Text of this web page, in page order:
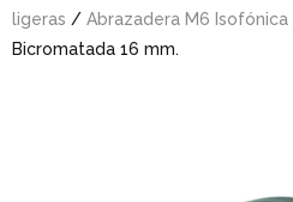
ligeras / Abrazadera M6 Isofónica
Bicromatada 16 mm.